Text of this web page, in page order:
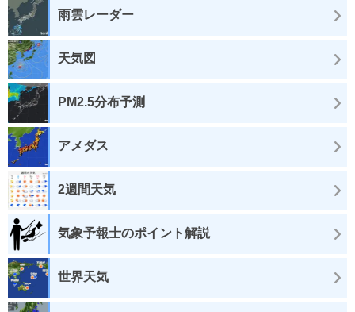
雨雲レーダー
天気図
PM2.5分布予測
アメダス
2週間天気
気象予報士のポイント解説
世界天気